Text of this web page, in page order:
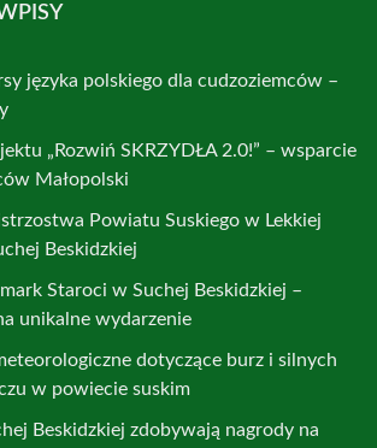
języka polskiego dla cudzoziemców –
„Rozwiń SKRZYDŁA 2.0!” – wsparcie
Małopolski
Powiatu Suskiego w Lekkiej
Beskidzkiej
Staroci w Suchej Beskidzkiej –
unikalne wydarzenie
dotyczące burz i silnych
w powiecie suskim
Beskidzkiej zdobywają nagrody na